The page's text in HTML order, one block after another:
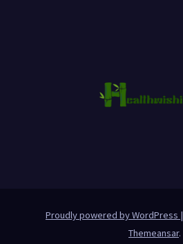
Proudly powered by WordPress |
Themeansar.